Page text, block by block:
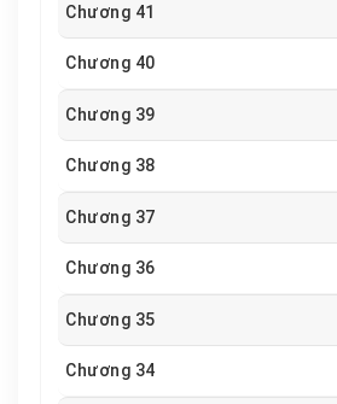
Chương 41
Chương 40
Chương 39
Chương 38
Chương 37
Chương 36
Chương 35
Chương 34